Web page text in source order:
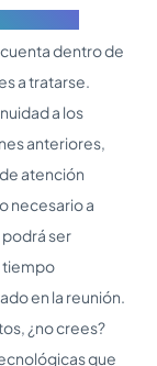
dentro de
a tratarse.
a los
anteriores,
atención
necesario a
ser
tiempo
en la reunión.
¿no crees?
que